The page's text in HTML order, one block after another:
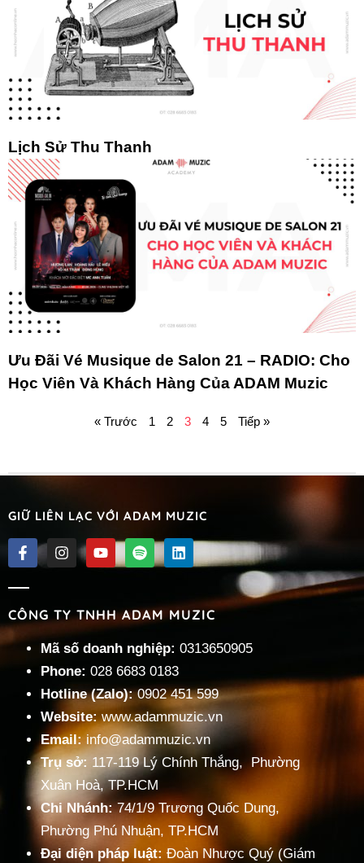
Lịch Sử Thu Thanh
Ưu Đãi Vé Musique de Salon 21 – RADIO: Cho
Học Viên Và Khách Hàng Của ADAM Muzic
« Trước 1 2 3 4 5 Tiếp »
GIỮ LIÊN LẠC VỚI ADAM MUZIC
CÔNG TY TNHH ADAM MUZIC
Mã số doanh nghiệp: 0313650905
Phone: 028 6683 0183
Hotline (Zalo):0902 451 599
Website:www.adammuzic.vn
Email:info@adammuzic.vn
Trụ sở: 117-119 Lý Chính Thắng, Phường
Xuân Hoà, TP.HCM
Chi Nhánh:74/1/9 Trương Quốc Dung,
Phường Phú Nhuận, TP.HCM
Đại diện pháp luật: Đoàn Nhược Quý (Giám